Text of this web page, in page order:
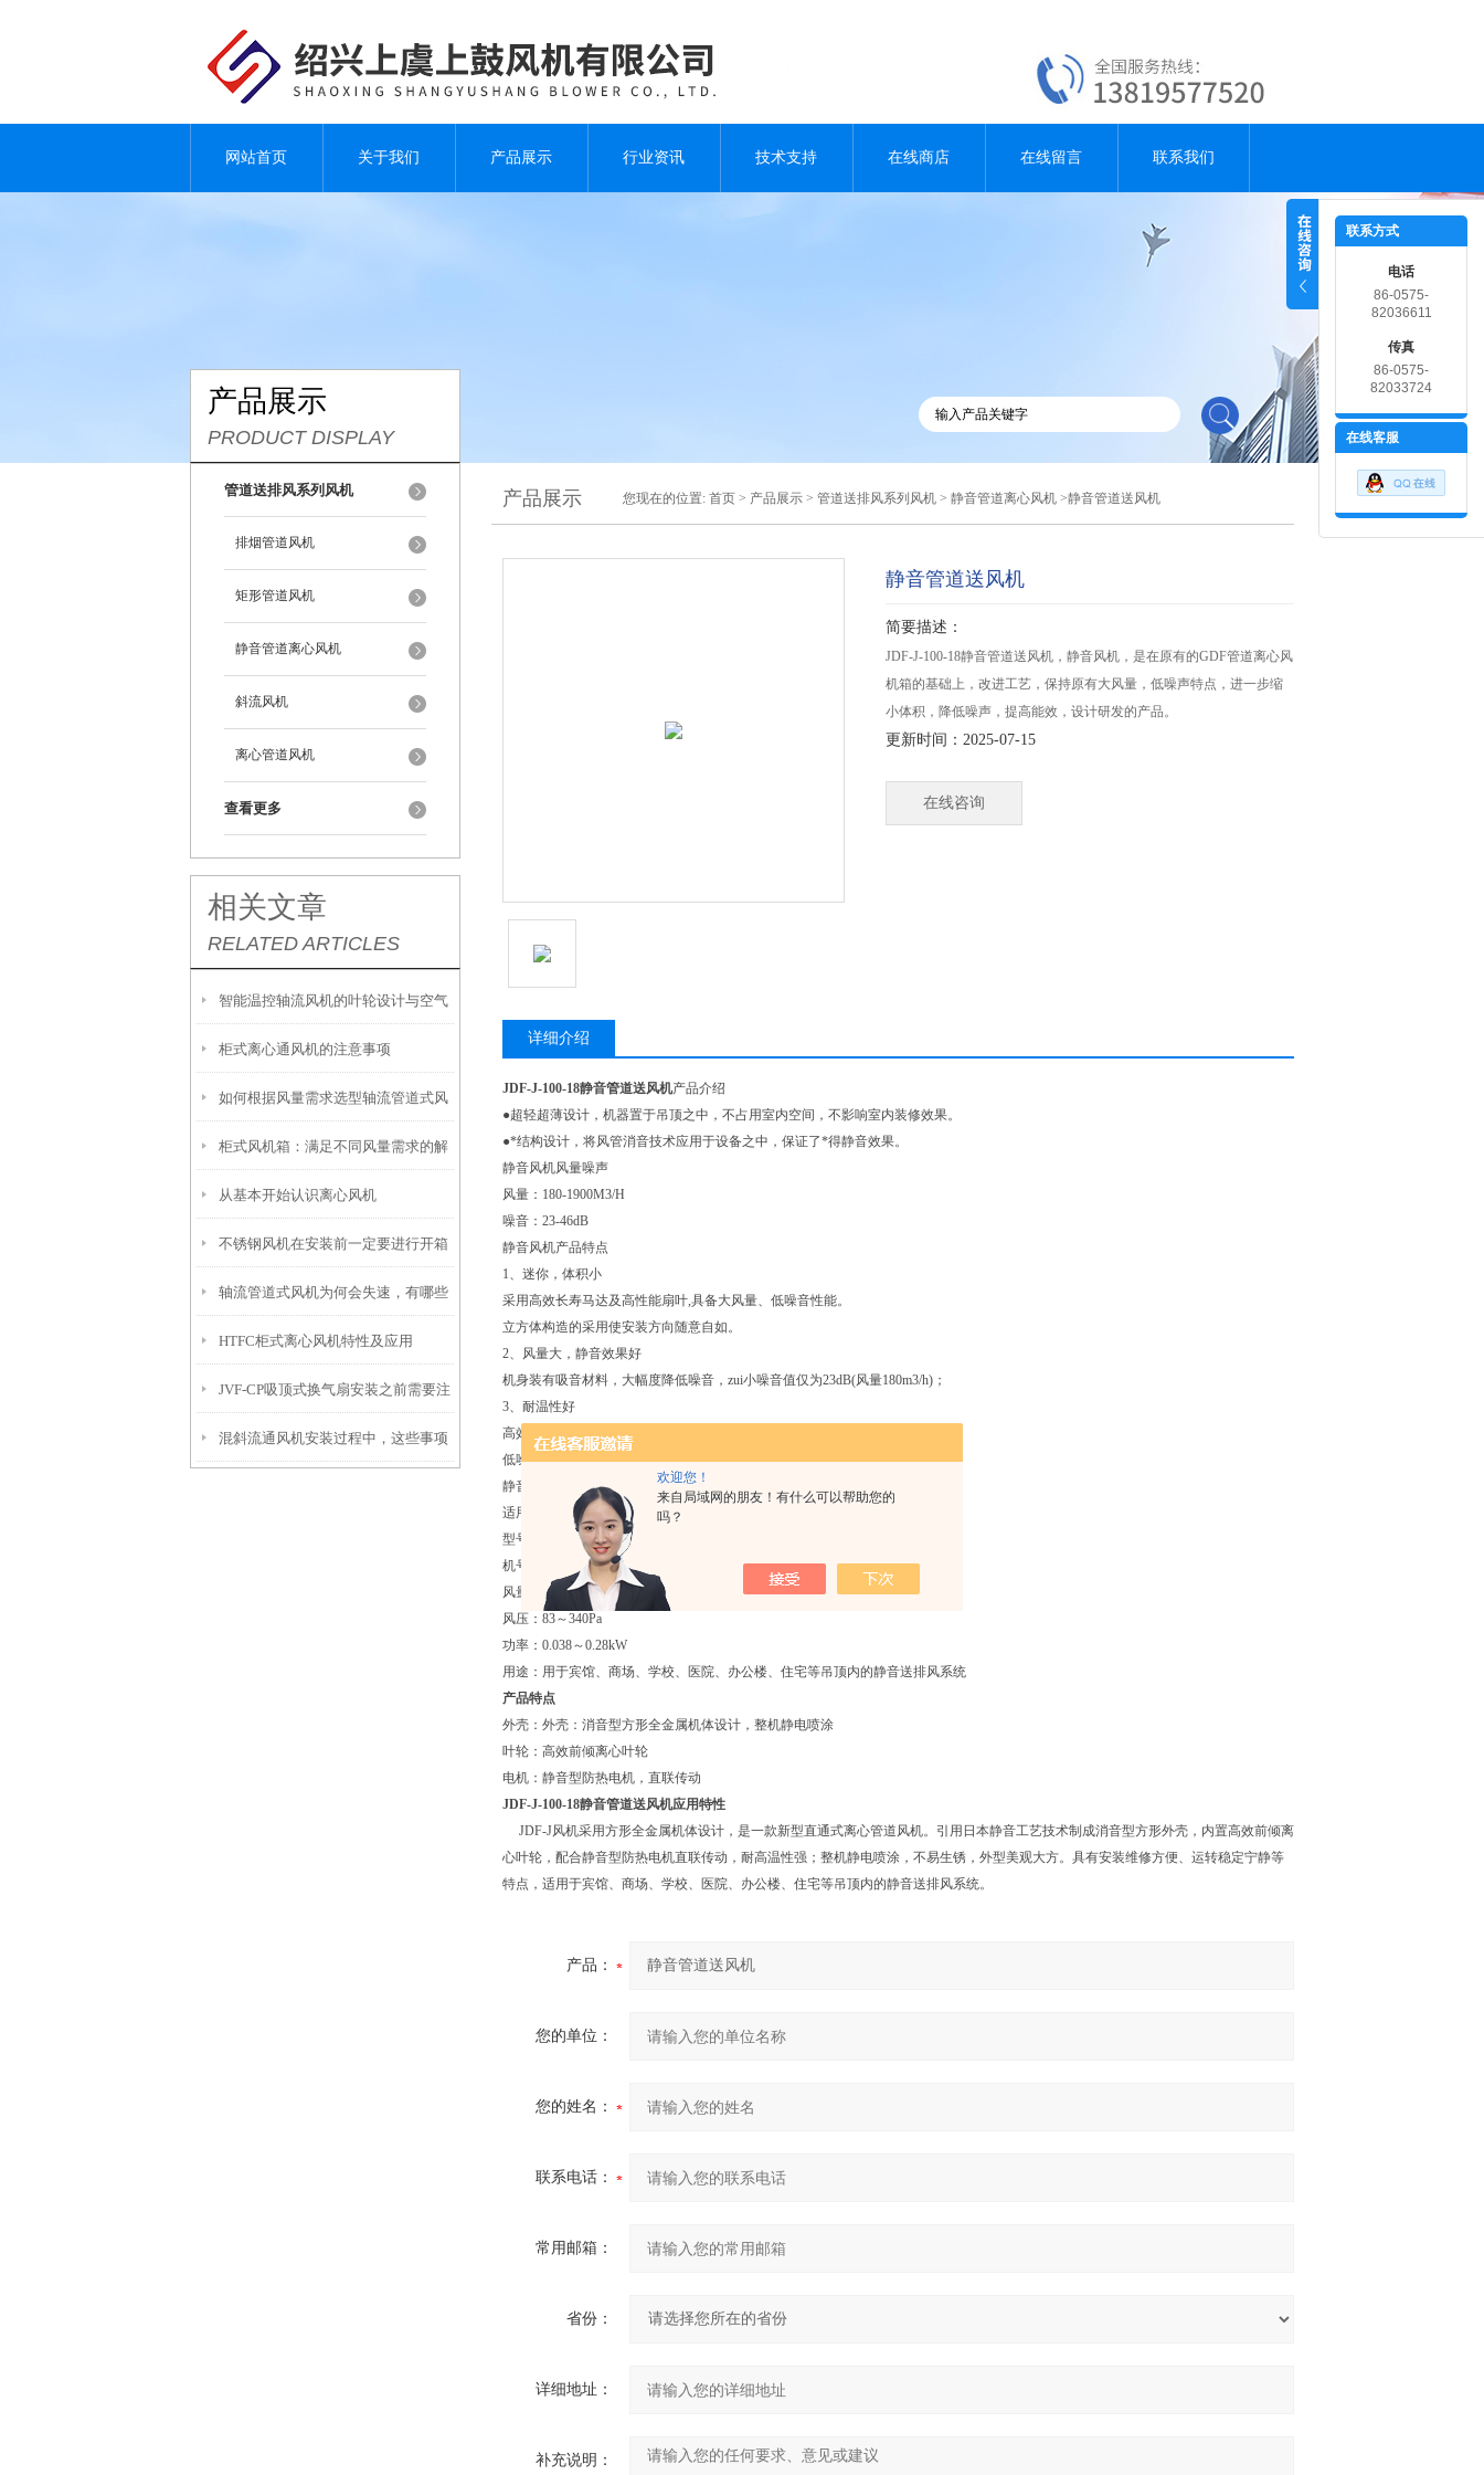
欢迎您！
来自局域网的朋友！有什么可以帮助您的
吗？
网站首页 关于我们 产品展示 行业资讯 技术支持 在线商店 在线留言 联系我们
产品展示
PRODUCT DISPLAY
管道送排风系列风机
排烟管道风机
矩形管道风机
静音管道离心风机
斜流风机
离心管道风机
查看更多
相关文章
RELATED ARTICLES
智能温控轴流风机的叶轮设计与空气
动力性能
柜式离心通风机的注意事项
如何根据风量需求选型轴流管道式风
机
柜式风机箱：满足不同风量需求的解
决方案
从基本开始认识离心风机
不锈钢风机在安装前一定要进行开箱
检查
轴流管道式风机为何会失速，有哪些
危害？
HTFC柜式离心风机特性及应用
JVF-CP吸顶式换气扇安装之前需要注
意什么？怎么安装
混斜流通风机安装过程中，这些事项
产品展示 您现在的位置: 首页 > 产品展示 > 管道送排风系列风机 > 静音管道离心风机 >静音管道送风机
静音管道送风机
简要描述：
JDF-J-100-18静音管道送风机，静音风机，是在原有的GDF管道离心风
机箱的基础上，改进工艺，保持原有大风量，低噪声特点，进一步缩
小体积，降低噪声，提高能效，设计研发的产品。
更新时间：2025-07-15
在线咨询
详细介绍
JDF-J-100-18静音管道送风机产品介绍
●超轻超薄设计，机器置于吊顶之中，不占用室内空间，不影响室内装修效果。
●*结构设计，将风管消音技术应用于设备之中，保证了*得静音效果。
静音风机风量噪声
风量：180-1900M3/H
噪音：23-46dB
静音风机产品特点
1、迷你，体积小
采用高效长寿马达及高性能扇叶,具备大风量、低噪音性能。
立方体构造的采用使安装方向随意自如。
2、风量大，静音效果好
机身装有吸音材料，大幅度降低噪音，zui小噪音值仅为23dB(风量180m3/h)；
3、耐温性好
高效率涡轮的采用诞生了低噪音的耐用温型产品。
低噪音耐温型产品还采用了防锈性优良的镀铝锌钢板壳体。
静音风机适用环境
适用于需用要安静环境的高级办公楼、高级酒店、高级店铺等场所。
型号：JDF-J
机号：100-10#～200-150#
风量：100～1500m3/h
风压：83～340Pa
功率：0.038～0.28kW
用途：用于宾馆、商场、学校、医院、办公楼、住宅等吊顶内的静音送排风系统
产品特点
外壳：外壳：消音型方形全金属机体设计，整机静电喷涂
叶轮：高效前倾离心叶轮
电机：静音型防热电机，直联传动
JDF-J-100-18静音管道送风机应用特性
JDF-J风机采用方形全金属机体设计，是一款新型直通式离心管道风机。引用日本静音工艺技术制成消音型方形外壳，内置高效前倾离
心叶轮，配合静音型防热电机直联传动，耐高温性强；整机静电喷涂，不易生锈，外型美观大方。具有安装维修方便、运转稳定宁静等
特点，适用于宾馆、商场、学校、医院、办公楼、住宅等吊顶内的静音送排风系统。
产品：
您的单位：
您的姓名：
联系电话：
常用邮箱：
省份：
详细地址：
补充说明：
联系方式
电话
86-0575-
82036611
传真
86-0575-
82033724
在线客服